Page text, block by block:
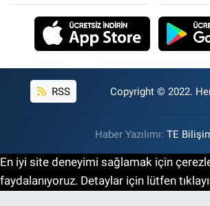
RSS Copyright © 2022. Her
Haber Yazılımı: TE
En iyi site deneyimi sağlamak için
faydalanıyoruz. Detaylar için lütfen